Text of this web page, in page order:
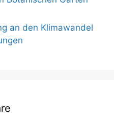
an den Klimawandel